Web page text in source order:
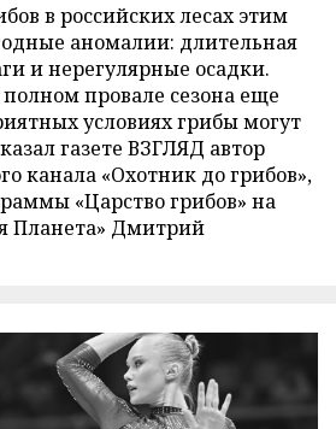
в российских лесах этим
аномалии: длительная
и нерегулярные осадки.
провале сезона еще
условиях грибы могут
газете ВЗГЛЯД автор
канала «Охотник до грибов»,
«Царство грибов» на
Планета» Дмитрий